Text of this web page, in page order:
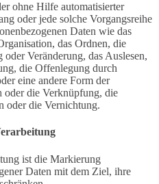
ohne Hilfe automatisierter
oder jede solche Vorgangsreihe
Daten wie das
das Ordnen, die
Veränderung, das Auslesen,
die Offenlegung durch
eine andere Form der
oder die Verknüpfung, die
oder die Vernichtung.
ist die Markierung
Daten mit dem Ziel, ihre